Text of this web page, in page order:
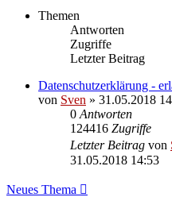
Themen
Antworten
Zugriffe
Letzter Beitrag
Datenschutzerklärung -
von Sven » 31.05.2018
0 Antworten
124416 Zugriffe
Letzter Beitrag von
31.05.2018 14:53
Neues Thema